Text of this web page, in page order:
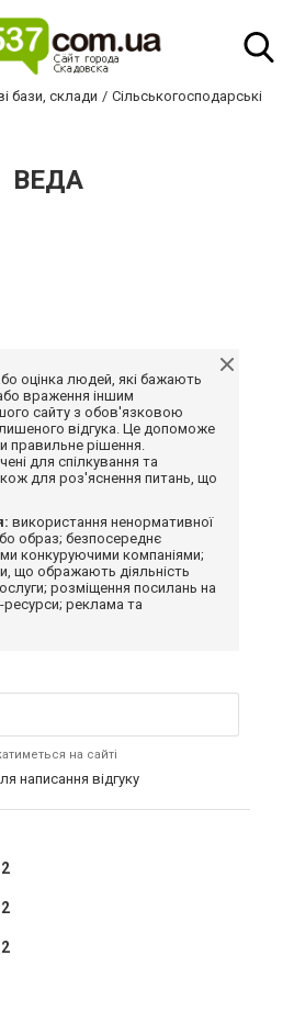
бази, склади
Сільськогосподарські
ВЕДА
оцінка людей, які бажають
враження іншим
сайту з обов'язковою
відгука. Це допоможе
правильне рішення.
для спілкування та
для роз'яснення питань, що
використання ненормативної
образ; безпосереднє
конкуруючими компаніями;
що ображають діяльність
розміщення посилань на
ресурси; реклама та
на сайті
написання відгуку